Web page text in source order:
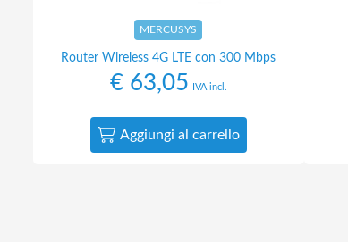
MERCUSYS
Router Wireless 4G LTE con 300 Mbps
€63,05 IVA incl.
Aggiungi al carrello